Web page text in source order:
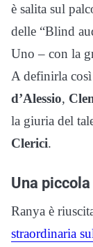
è salita sul
delle “Blind
Uno – con la
A definirla così
d’Alessio,
la giuria del
Clerici.
Una
Ranya è
straordinaria